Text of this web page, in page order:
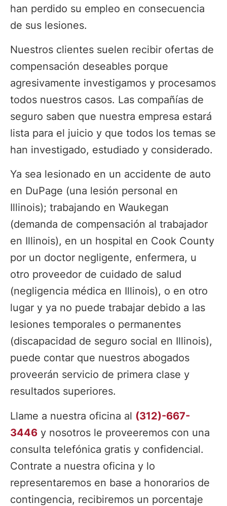
han perdido su empleo en consecuencia
de sus lesiones.
Nuestros clientes suelen recibir ofertas de
compensación deseables porque
agresivamente investigamos y procesamos
todos nuestros casos. Las compañías de
seguro saben que nuestra empresa estará
lista para el juicio y que todos los temas se
han investigado, estudiado y considerado.
Ya sea lesionado en un accidente de auto
en DuPage (una lesión personal en
Illinois); trabajando en Waukegan
(demanda de compensación al trabajador
en Illinois), en un hospital en Cook County
por un doctor negligente, enfermera, u
otro proveedor de cuidado de salud
(negligencia médica en Illinois), o en otro
lugar y ya no puede trabajar debido a las
lesiones temporales o permanentes
(discapacidad de seguro social en Illinois),
puede contar que nuestros abogados
proveerán servicio de primera clase y
resultados superiores.
Llame a nuestra oficina al (312)-667-
3446 y nosotros le proveeremos con una
consulta telefónica gratis y confidencial.
Contrate a nuestra oficina y lo
representaremos en base a honorarios de
contingencia, recibiremos un porcentaje